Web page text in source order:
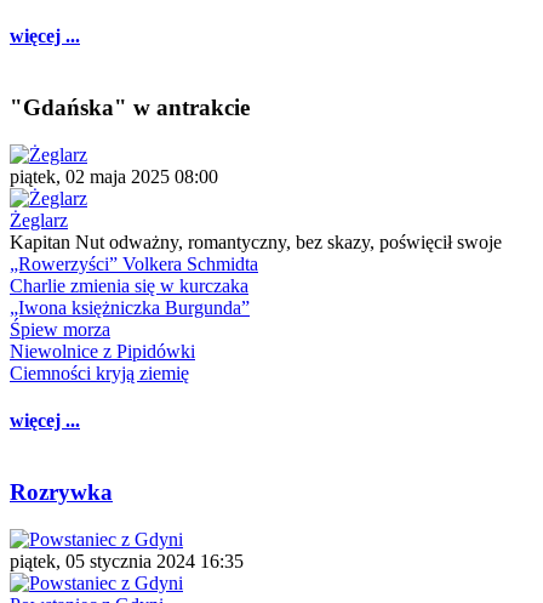
więcej ...
"Gdańska" w antrakcie
piątek, 02 maja 2025 08:00
Żeglarz
Kapitan Nut odważny, romantyczny, bez skazy, poświęcił swoje
„Rowerzyści” Volkera Schmidta
Charlie zmienia się w kurczaka
„Iwona księżniczka Burgunda”
Śpiew morza
Niewolnice z Pipidówki
Ciemności kryją ziemię
więcej ...
Rozrywka
piątek, 05 stycznia 2024 16:35